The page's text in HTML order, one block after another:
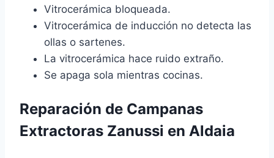
Vitrocerámica bloqueada.
Vitrocerámica de inducción no detecta las
ollas o sartenes.
La vitrocerámica hace ruido extraño.
Se apaga sola mientras cocinas.
Reparación de Campanas
Extractoras Zanussi en Aldaia